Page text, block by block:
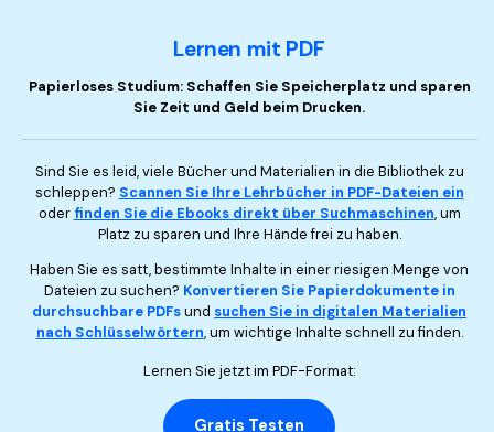
Lernen mit PDF
Papierloses Studium: Schaffen Sie Speicherplatz und sparen
Sie Zeit und Geld beim Drucken.
Sind Sie es leid, viele Bücher und Materialien in die Bibliothek zu
schleppen? Scannen Sie Ihre Lehrbücher in PDF-Dateien ein
oder finden Sie die Ebooks direkt über Suchmaschinen, um
Platz zu sparen und Ihre Hände frei zu haben.
Haben Sie es satt, bestimmte Inhalte in einer riesigen Menge von
Dateien zu suchen? Konvertieren Sie Papierdokumente in
durchsuchbare PDFsund suchen Sie in digitalen Materialien
nach Schlüsselwörtern, um wichtige Inhalte schnell zu finden.
Lernen Sie jetzt im PDF-Format:
Gratis Testen